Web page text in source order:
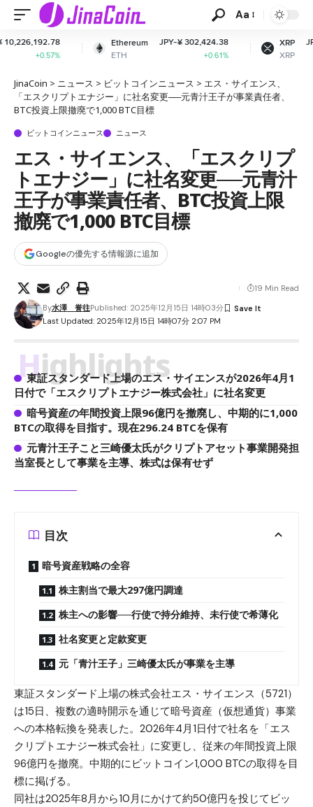
Aa
Ethereum
ETH
JPY-¥ 302,424.38
XRP
XRP
JPY-¥ 161.91
-1.51%
JinaCoin > ニュース > ビットコインニュース > エス・サイエンス、
「エスクリプトエナジー」に社名変更──元青汁王子が事業責任者、
BTC投資上限撤廃で1,000 BTC目標
ビットコインニュース ニュース
エス・サイエンス、「エスクリプ
トエナジー」に社名変更──元青汁
王子が事業責任者、BTC投資上限
撤廃で1,000 BTC目標
Googleの優先する情報源に追加
Last Updated: 2025年12月15日 14時07分 2:07 PM
By水澤 誉往Published: 2025年12月15日 14時03分
19 Min Read
Highlights
東証スタンダード上場のエス・サイエンスが2026年4月1
日付で「エスクリプトエナジー株式会社」に社名変更
暗号資産の年間投資上限96億円を撤廃し、中期的に1,000
BTCの取得を目指す。現在296.24 BTCを保有
元青汁王子こと三崎優太氏がクリプトアセット事業開発担
当室長として事業を主導、株式は保有せず
目次
暗号資産戦略の全容
株主割当で最大297億円調達
株主への影響──行使で持分維持、未行使で希薄化
社名変更と定款変更
元「青汁王子」三崎優太氏が事業を主導
東証スタンダード上場の株式会社エス・サイエンス（5721）
は15日、複数の適時開示を通じて暗号資産（仮想通貨）事業
への本格転換を発表した。2026年4月1日付で社名を「エス
クリプトエナジー株式会社」に変更し、従来の年間投資上限
96億円を撤廃。中期的にビットコイン1,000 BTCの取得を目
標に掲げる。
同社は2025年8月から10月にかけて約50億円を投じてビッ